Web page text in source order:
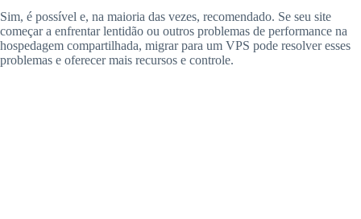
Sim, é possível e, na maioria das vezes, recomendado. Se seu site
começar a enfrentar lentidão ou outros problemas de performance na
hospedagem compartilhada, migrar para um VPS pode resolver esses
problemas e oferecer mais recursos e controle.